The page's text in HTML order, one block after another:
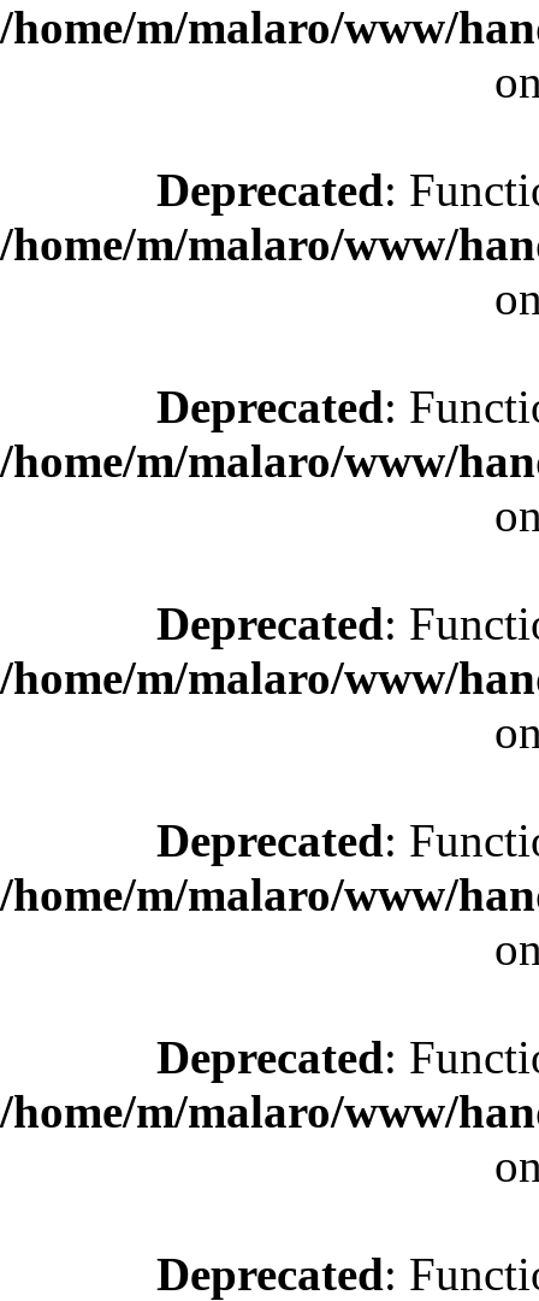
/home/m/malaro/www/
Deprecated:
/home/m/malaro/www/
Deprecated:
/home/m/malaro/www/
Deprecated:
/home/m/malaro/www/
Deprecated:
/home/m/malaro/www/
Deprecated:
/home/m/malaro/www/
Deprecated: